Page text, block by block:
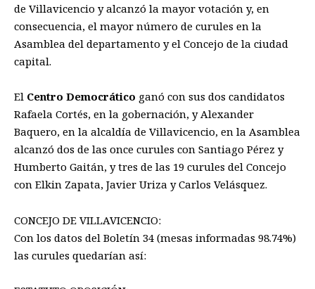
de Villavicencio y alcanzó la mayor votación y, en
consecuencia, el mayor número de curules en la
Asamblea del departamento y el Concejo de la ciudad
capital.
El Centro Democrático ganó con sus dos candidatos
Rafaela Cortés, en la gobernación, y Alexander
Baquero, en la alcaldía de Villavicencio, en la Asamblea
alcanzó dos de las once curules con Santiago Pérez y
Humberto Gaitán, y tres de las 19 curules del Concejo
con Elkin Zapata, Javier Uriza y Carlos Velásquez.
CONCEJO DE VILLAVICENCIO:
Con los datos del Boletín 34 (mesas informadas 98.74%)
las curules quedarían así: